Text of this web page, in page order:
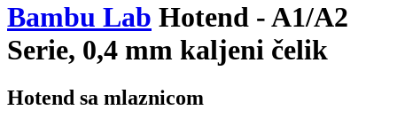
Bambu Lab Hotend - A1/A2
Serie, 0,4 mm kaljeni čelik
Hotend sa mlaznicom